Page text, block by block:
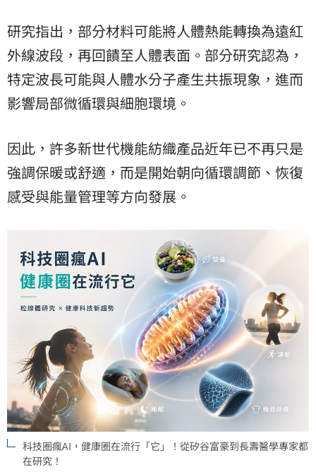
研究指出，部分材料可能將人體熱能轉換為遠紅
外線波段，再回饋至人體表面。部分研究認為，
特定波長可能與人體水分子產生共振現象，進而
影響局部微循環與細胞環境。
因此，許多新世代機能紡織產品近年已不再只是
強調保暖或舒適，而是開始朝向循環調節、恢復
感受與能量管理等方向發展。
科技圈瘋AI，健康圈在流行「它」！從矽谷富豪到長壽醫學專家都
在研究！